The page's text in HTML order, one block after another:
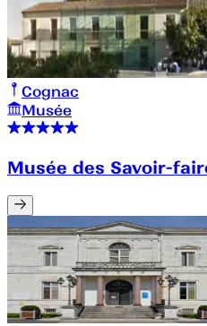
Cognac
Musée
Musée des Savoir-